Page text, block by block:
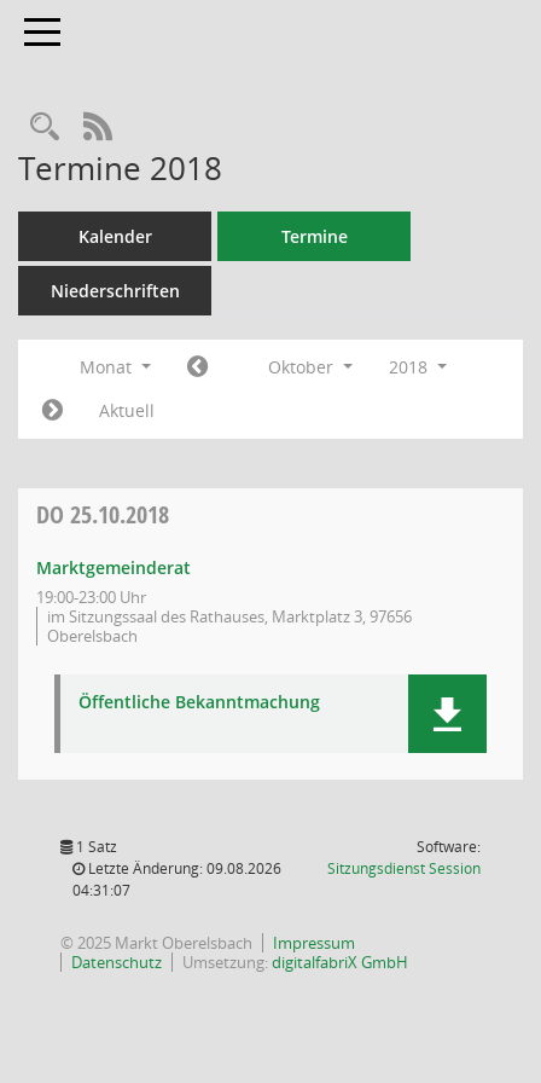
Toggle navigation
RSS-Feed
Termine 2018
Kalender Termine
Niederschriften
Monat Oktober
2018
Aktuell
DO 25.10.2018
Marktgemeinderat
19:00-23:00 Uhr
im Sitzungssaal des Rathauses, Marktplatz 3, 97656
Oberelsbach
Öffentliche Bekanntmachung
1 Satz
Letzte Änderung: 09.08.2026
04:31:07
Software:
SitzungsdienstSession(Wird in
© 2025 Markt Oberelsbach
Impressum
Datenschutz
Umsetzung:digitalfabriX GmbH